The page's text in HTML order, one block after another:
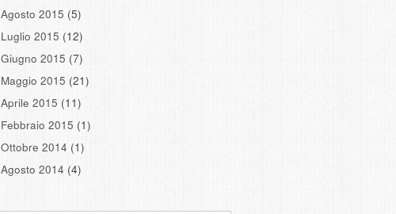
Agosto 2015 (5)
Luglio 2015 (12)
Giugno 2015 (7)
Maggio 2015 (21)
Aprile 2015 (11)
Febbraio 2015 (1)
Ottobre 2014 (1)
Agosto 2014 (4)